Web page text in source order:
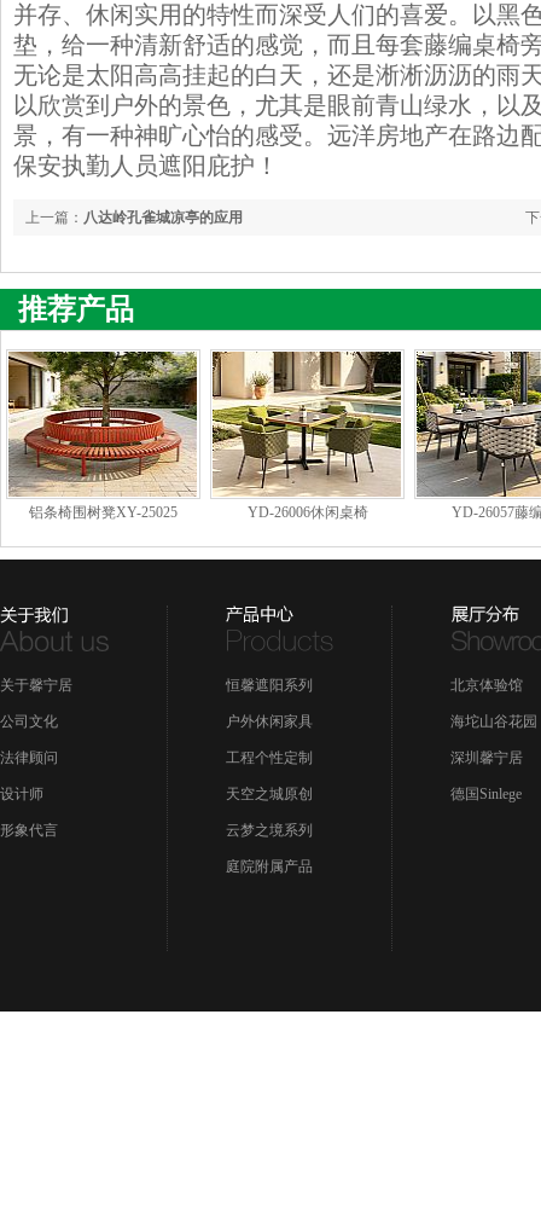
并存、休闲实用的特性而深受人们的喜爱。以黑
垫，给一种清新舒适的感觉，而且每套藤编桌椅
无论是太阳高高挂起的白天，还是淅淅沥沥的雨
以欣赏到户外的景色，尤其是眼前青山绿水，以
景，有一种神旷心怡的感受。远洋房地产在路边
保安执勤人员遮阳庇护！
上一篇： 八达岭孔雀城凉亭的应用
推荐产品
铝条椅围树凳XY-25025 YD-26006休闲桌椅 YD-26057藤
关于馨宁居
公司文化
法律顾问
设计师
形象代言
恒馨遮阳系列
户外休闲家具
工程个性定制
天空之城原创
云梦之境系列
庭院附属产品
北京体验馆
海坨山谷花园
深圳馨宁居
德国Sinlege